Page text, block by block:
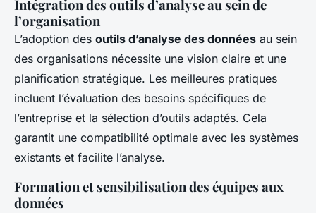
Intégration des outils d’analyse au sein de
l’organisation
L’adoption des outils d’analyse des données au sein
des organisations nécessite une vision claire et une
planification stratégique. Les meilleures pratiques
incluent l’évaluation des besoins spécifiques de
l’entreprise et la sélection d’outils adaptés. Cela
garantit une compatibilité optimale avec les systèmes
existants et facilite l’analyse.
Formation et sensibilisation des équipes aux
données